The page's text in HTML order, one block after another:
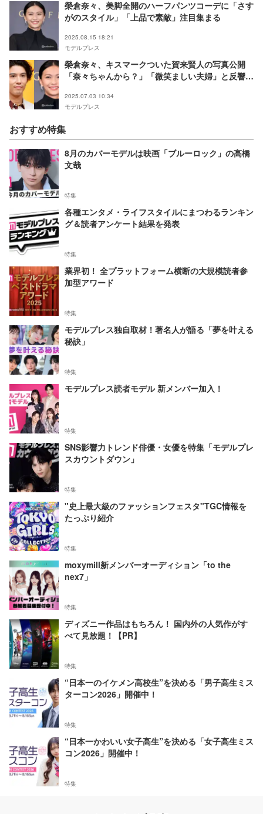
榮倉奈々、美脚全開のハーフパンツコーデに「さす
がのスタイル」「上品で素敵」注目集まる
2025.08.15 18:21
モデルプレス
榮倉奈々、キスマークついた賀来賢人の写真公開
「奈々ちゃんから？」「微笑ましい夫婦」と反響
2025.07.03 10:34
モデルプレス
おすすめ特集
8月のカバーモデルは映画「ブルーロック」の高橋
文哉
特集
各種エンタメ・ライフスタイルにまつわるランキン
グ＆読者アンケート結果を発表
特集
業界初！ 全プラットフォーム横断の大規模読者参
加型アワード
特集
モデルプレス独自取材！著名人が語る「夢を叶える
秘訣」
特集
モデルプレス読者モデル 新メンバー加入！
特集
SNS影響力トレンド俳優・女優を特集「モデルプレ
スカウントダウン」
特集
"史上最大級のファッションフェスタ"TGC情報を
たっぷり紹介
特集
moxymill新メンバーオーディション「to the
nex7」
特集
ディズニー作品はもちろん！ 国内外の人気作がす
べて見放題！【PR】
特集
“日本一のイケメン高校生”を決める「男子高生ミス
ターコン2026」開催中！
特集
“日本一かわいい女子高生”を決める「女子高生ミス
コン2026」開催中！
特集